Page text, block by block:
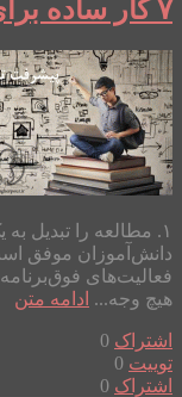
۷ کار ساده برای پیشرفت تحصیلی
۱. مطالعه را تبدیل
دانش‌آموزان موفق است.
فعالیت‌های
هیچ وجه... ادامه متن
اشتراک 0
توییت 0
اشتراک 0